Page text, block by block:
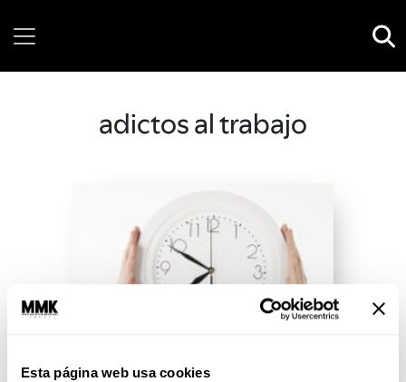
Esta página web usa cookies
adictos al trabajo